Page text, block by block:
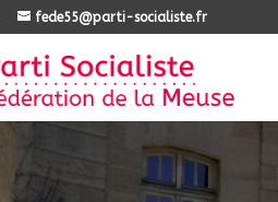
fede55@parti-socialiste.fr